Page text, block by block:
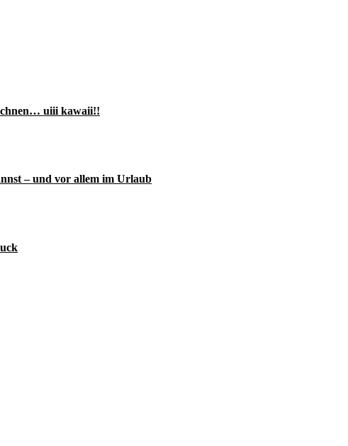
uiii kawaii!!
– und vor allem im Urlaub